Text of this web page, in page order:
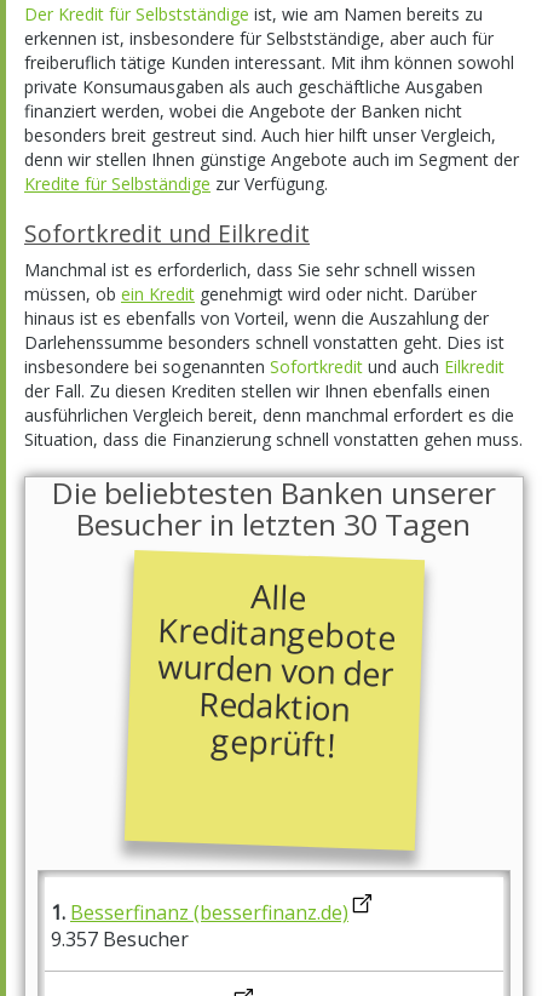
Der Kredit für Selbstständige ist, wie am Namen bereits zu
erkennen ist, insbesondere für Selbstständige, aber auch für
freiberuflich tätige Kunden interessant. Mit ihm können sowohl
private Konsumausgaben als auch geschäftliche Ausgaben
finanziert werden, wobei die Angebote der Banken nicht
besonders breit gestreut sind. Auch hier hilft unser Vergleich,
denn wir stellen Ihnen günstige Angebote auch im Segment der
Kredite für Selbständige zur Verfügung.
Sofortkredit und Eilkredit
Manchmal ist es erforderlich, dass Sie sehr schnell wissen
müssen, ob ein Kredit genehmigt wird oder nicht. Darüber
hinaus ist es ebenfalls von Vorteil, wenn die Auszahlung der
Darlehenssumme besonders schnell vonstatten geht. Dies ist
insbesondere bei sogenannten Sofortkredit und auch Eilkredit
der Fall. Zu diesen Krediten stellen wir Ihnen ebenfalls einen
ausführlichen Vergleich bereit, denn manchmal erfordert es die
Situation, dass die Finanzierung schnell vonstatten gehen muss.
Die beliebtesten Banken unserer
Besucher in letzten 30 Tagen
Alle
Kreditangebote
wurden von der
Redaktion
geprüft!
1. Besserfinanz (besserfinanz.de)
9.357 Besucher